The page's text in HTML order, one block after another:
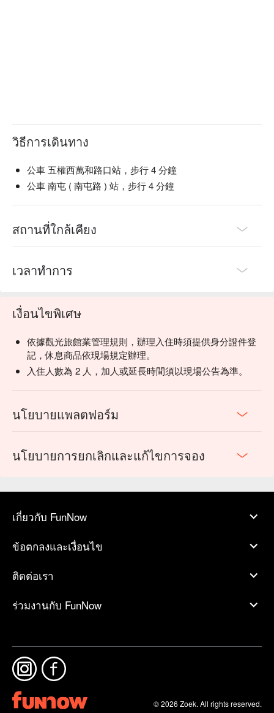
วิธีการเดินทาง
公車 五權西萬和路口站，步行 4 分鐘
公車 南屯 ( 南屯路 ) 站，步行 4 分鐘
สถานที่ใกล้เคียง
เวลาทำการ
เงื่อนไขพิเศษ
依據觀光旅館業管理規則，辦理入住時須提供身分證件登
記，休息商品依現場規定辦理。
入住人數為 2 人，加人或延長時間須以現場公告為準。
นโยบายแพลตฟอร์ม
นโยบายการยกเลิกและแก้ไขการจอง
เกี่ยวกับ FunNow
ข้อตกลงและเงื่อนไข
ติดต่อเรา
ร่วมงานกับ FunNow
© 2026 Zoek. All rights reserved.